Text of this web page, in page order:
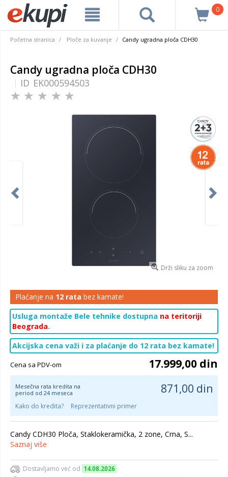
0
Početna stranica Ploče za kuvanje Candy ugradna ploča CDH30
Candy ugradna ploča CDH30
ID EK000594503
Drži sliku za zoom
Plaćanje na 12 rata bez kamate!
Usluga montaže Bele tehnike dostupna na teritoriji
Beograda.
Akcijska cena važi i za plaćanje do 12 rata bez kamate!
Cena sa PDV-om 17.999,00 din
Mesečna rata kredita na
period od 24 meseca
871,00 din
Kako do kredita? Reprezentativni primer
Candy CDH30 Ploča, Staklokeramička, 2 zone, Crna, S...
Saznaj više
Dostavljamo već od 14.08.2026